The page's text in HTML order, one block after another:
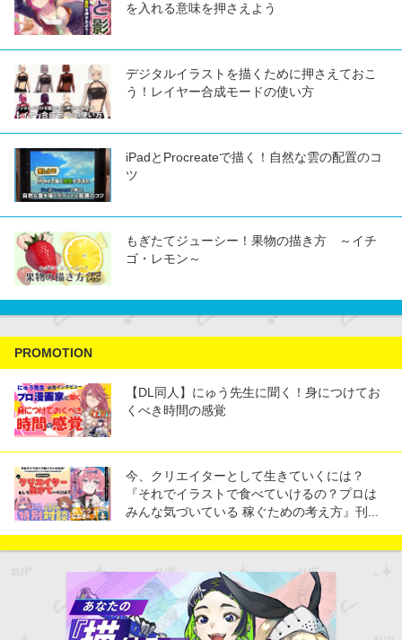
を入れる意味を押さえよう
デジタルイラストを描くために押さえておこ
う！レイヤー合成モードの使い方
iPadとProcreateで描く！自然な雲の配置のコ
ツ
もぎたてジューシー！果物の描き方 ～イチ
ゴ・レモン～
PROMOTION
【DL同人】にゅう先生に聞く！身につけてお
くべき時間の感覚
今、クリエイターとして生きていくには？
『それでイラストで食べていけるの？プロは
みんな気づいている 稼ぐための考え方』刊...